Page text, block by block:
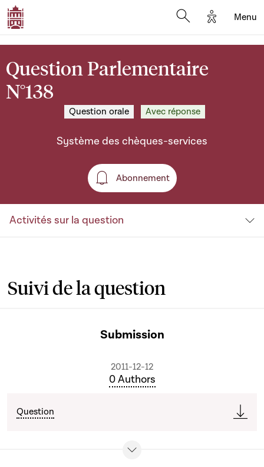
Options
Menu
Question Parlementaire
N°138
Question orale Avec réponse
Système des chèques-services
Abonnement
Abonnement
Activités sur la question
Suivi de la question
Submission
2011-12-12
0 Authors
Question